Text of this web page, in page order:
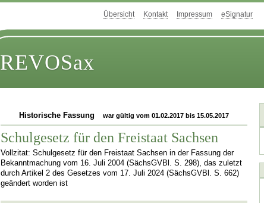
Übersicht Kontakt Impressum eSignatur
REVOSax
Historische Fassung war gültig vom 01.02.2017 bis 15.05.2017
Schulgesetz für den Freistaat Sachsen
Vollzitat: Schulgesetz für den Freistaat Sachsen in der Fassung der
Bekanntmachung vom 16. Juli 2004 (SächsGVBl. S. 298), das zuletzt
durch Artikel 2 des Gesetzes vom 17. Juli 2024 (SächsGVBl. S. 662)
geändert worden ist